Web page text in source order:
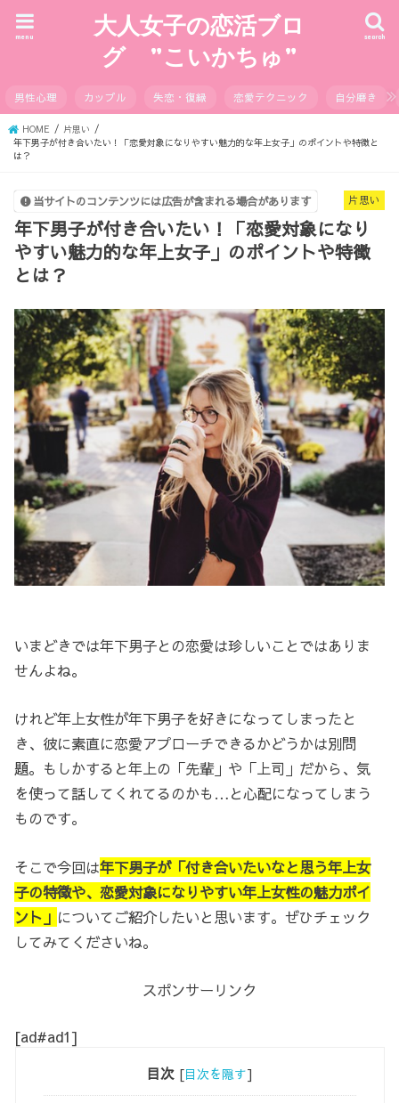
大人女子の恋活ブロ
グ ”こいかちゅ”
search
menu
男性心理 カップル 失恋・復縁 恋愛テクニック 自分磨き
HOME
片思い
年下男子が付き合いたい！「恋愛対象になりやすい魅力的な年上女子」のポイントや特徴と
は？
片思い
当サイトのコンテンツには広告が含まれる場合があります
年下男子が付き合いたい！「恋愛対象になり
やすい魅力的な年上女子」のポイントや特徴
とは？
いまどきでは年下男子との恋愛は珍しいことではありま
せんよね。
けれど年上女性が年下男子を好きになってしまったと
き、彼に素直に恋愛アプローチできるかどうかは別問
題。もしかすると年上の「先輩」や「上司」だから、気
を使って話してくれてるのかも…と心配になってしまう
ものです。
そこで今回は年下男子が「付き合いたいなと思う年上女
子の特徴や、恋愛対象になりやすい年上女性の魅力ポイ
ント」 についてご紹介したいと思います。ぜひチェック
してみてくださいね。
スポンサーリンク
[ad#ad1]
目次 [目次を隠す]